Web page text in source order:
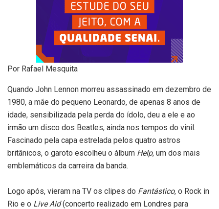
Por Rafael Mesquita
Quando John Lennon morreu assassinado em dezembro de
1980, a mãe do pequeno Leonardo, de apenas 8 anos de
idade, sensibilizada pela perda do ídolo, deu a ele e ao
irmão um disco dos Beatles, ainda nos tempos do vinil.
Fascinado pela capa estrelada pelos quatro astros
britânicos, o garoto escolheu o álbum Help, um dos mais
emblemáticos da carreira da banda.
Logo após, vieram na TV os clipes do Fantástico, o Rock in
Rio e o Live Aid(concerto realizado em Londres para